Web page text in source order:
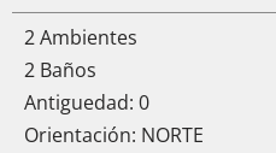
2 Ambientes
2 Baños
Antiguedad: 0
Orientación: NORTE